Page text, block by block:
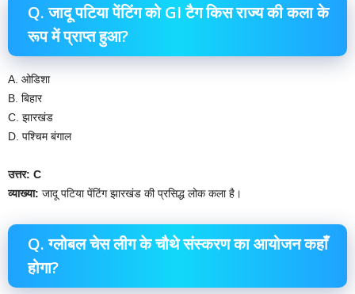
Q. जादू पटिया पेंटिंग को GI टैग किस राज्य की कला के
रूप में प्राप्त हुआ?
A. ओडिशा
B. बिहार
C. झारखंड
D. पश्चिम बंगाल
उत्तर: C
व्याख्या: जादू पटिया पेंटिंग झारखंड की प्रसिद्ध लोक कला है।
Q. ग्लोबल चेस लीग के चौथे संस्करण का आयोजन कहाँ
होगा?